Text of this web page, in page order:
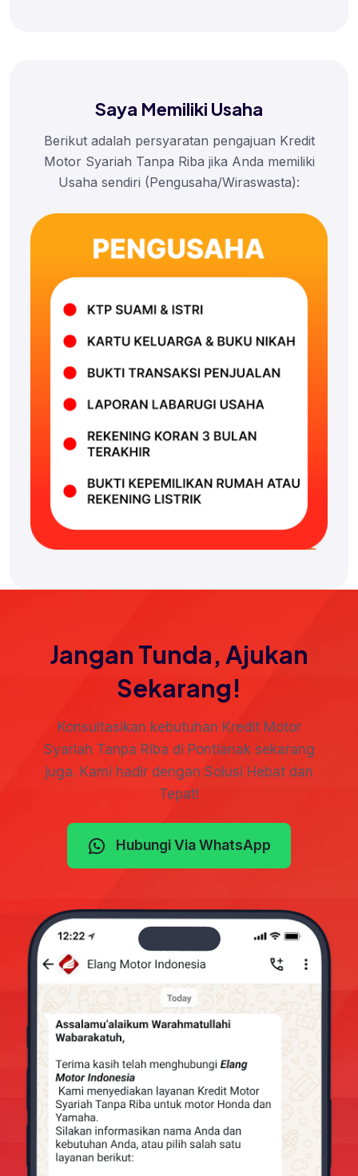
Saya Memiliki Usaha
Berikut adalah persyaratan pengajuan Kredit
Motor Syariah Tanpa Riba jika Anda memiliki
Usaha sendiri (Pengusaha/Wiraswasta):
Jangan Tunda, Ajukan
Sekarang!
Konsultasikan kebutuhan Kredit Motor
Syariah Tanpa Riba di Pontianak sekarang
juga. Kami hadir dengan Solusi Hebat dan
Tepat!
Hubungi Via WhatsApp